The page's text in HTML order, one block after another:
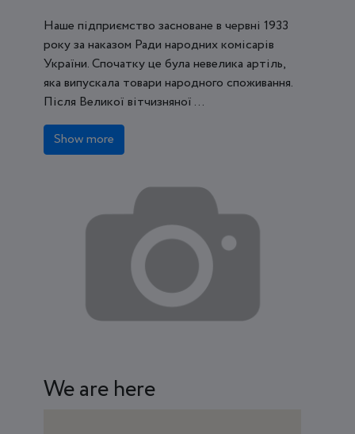
Наше підприємство засноване в червні 1933
року за наказом Ради народних комісарів
України. Спочатку це була невелика артіль,
яка випускала товари народного споживання.
Після Великої вітчизняної ...
Show more
We are here